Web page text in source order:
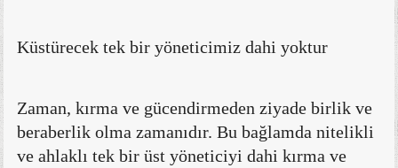
Küstürecek tek bir yöneticimiz dahi yoktur
Zaman, kırma ve gücendirmeden ziyade birlik ve
beraberlik olma zamanıdır. Bu bağlamda nitelikli
ve ahlaklı tek bir üst yöneticiyi dahi kırma ve